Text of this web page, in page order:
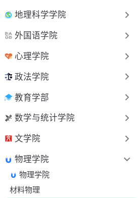
地理科学学院
外国语学院
心理学院
政法学院
教育学部
数学与统计学院
文学院
物理学院
物理学院
材料物理